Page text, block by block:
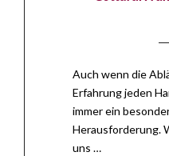
Auch wenn die
Erfahrung jeden
immer ein
Herausforderung.
uns …